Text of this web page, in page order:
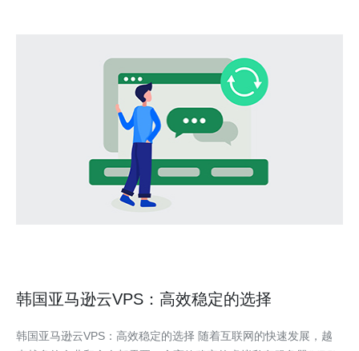
韩国亚马逊云VPS：高效稳定的选择
韩国亚马逊云VPS：高效稳定的选择 随着互联网的快速发展，越